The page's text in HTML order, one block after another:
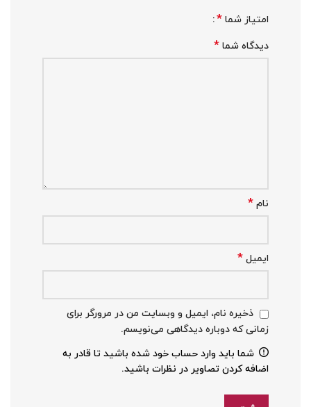
امتیاز شما *
دیدگاه شما *
نام *
ایمیل *
ذخیره نام، ایمیل و وبسایت من در مرورگر برای
زمانی که دوباره دیدگاهی می‌نویسم.
شما باید وارد حساب خود شده باشید تا قادر به
اضافه کردن تصاویر در نظرات باشید.